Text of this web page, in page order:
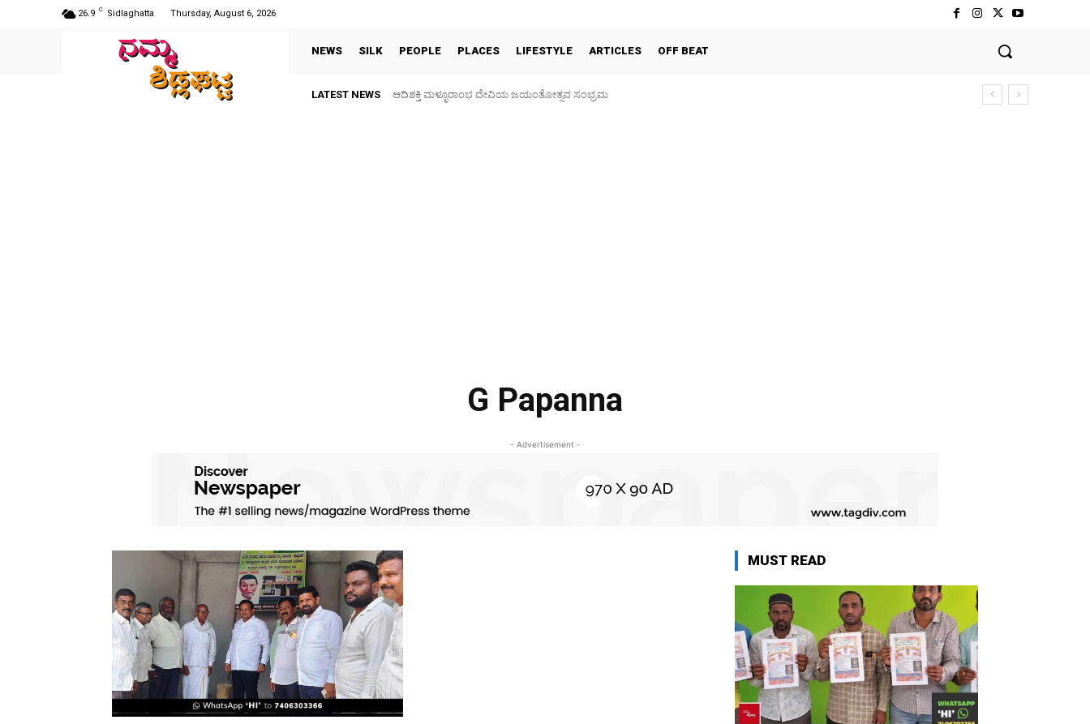
26.9 C Sidlaghatta Thursday, August 6, 2026
NEWS SILK PEOPLE PLACES LIFESTYLE ARTICLES OFF BEAT
LATEST NEWS ಆದಿಶಕ್ತಿ ಮಳ್ಳೂರಾಂಭ ದೇವಿಯ ಜಯಂತೋತ್ಸವ ಸಂಭ್ರಮ
G Papanna
- Advertisement -
MUST READ